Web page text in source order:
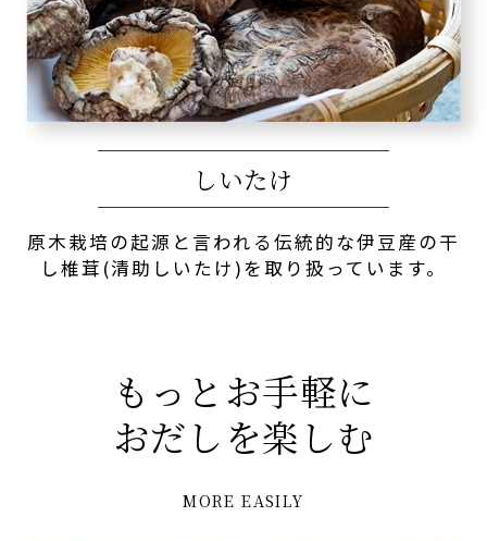
しいたけ
原木栽培の起源と言われる伝統的な伊豆産の干
し椎茸(清助しいたけ)を取り扱っています。
もっとお手軽に
おだしを楽しむ
MORE EASILY